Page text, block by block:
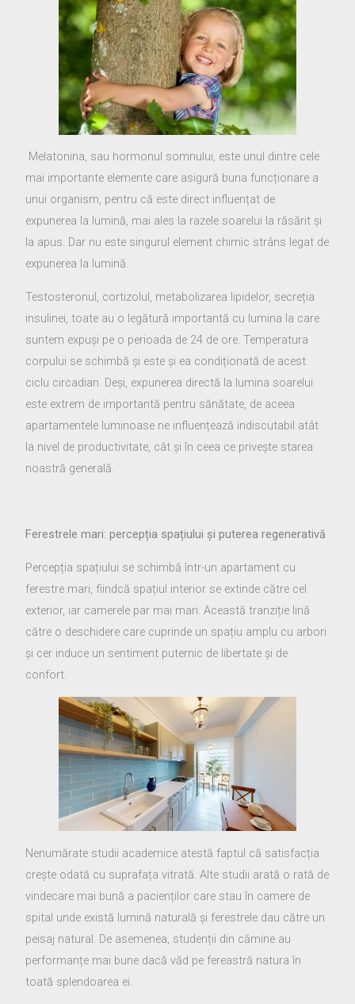
Melatonina, sau hormonul somnului, este unul dintre cele
mai importante elemente care asigură buna funcționare a
unui organism, pentru că este direct influențat de
expunerea la lumină, mai ales la razele soarelui la răsărit și
la apus. Dar nu este singurul element chimic strâns legat de
expunerea la lumină.
Testosteronul, cortizolul, metabolizarea lipidelor, secreția
insulinei, toate au o legătură importantă cu lumina la care
suntem expuși pe o perioada de 24 de ore. Temperatura
corpului se schimbă și este și ea condiționată de acest
ciclu circadian. Deși, expunerea directă la lumina soarelui
este extrem de importantă pentru sănătate, de aceea
apartamentele luminoase ne influențează indiscutabil atât
la nivel de productivitate, cât și în ceea ce privește starea
noastră generală.
Ferestrele mari: percepția spațiului și puterea regenerativă
Percepția spațiului se schimbă într-un apartament cu
ferestre mari, fiindcă spațiul interior se extinde către cel
exterior, iar camerele par mai mari. Această tranziție lină
către o deschidere care cuprinde un spațiu amplu cu arbori
și cer induce un sentiment puternic de libertate și de
confort.
Nenumărate studii academice atestă faptul că satisfacția
crește odată cu suprafața vitrată. Alte studii arată o rată de
vindecare mai bună a pacienților care stau în camere de
spital unde există lumină naturală și ferestrele dau către un
peisaj natural. De asemenea, studenții din cămine au
performanțe mai bune dacă văd pe fereastră natura în
toată splendoarea ei.